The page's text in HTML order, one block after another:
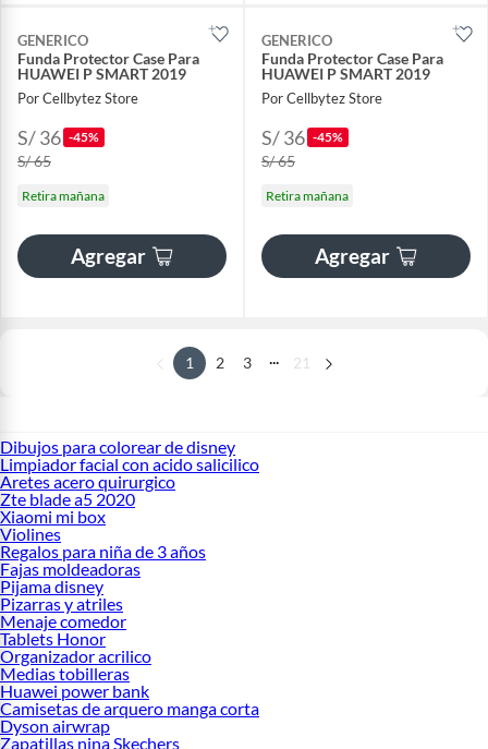
GENERICO
Funda Protector Case Para
HUAWEI P SMART 2019
Por Cellbytez Store
S/ 36 -45%
S/ 65
Retira mañana
Agregar
GENERICO
Funda Protector Case Para
HUAWEI P SMART 2019
Por Cellbytez Store
S/ 36 -45%
S/ 65
Retira mañana
Agregar
1 2 3 ... 21
Dibujos para colorear de disney
Limpiador facial con acido salicilico
Aretes acero quirurgico
Zte blade a5 2020
Xiaomi mi box
Violines
Regalos para niña de 3 años
Fajas moldeadoras
Pijama disney
Pizarras y atriles
Menaje comedor
Tablets Honor
Organizador acrilico
Medias tobilleras
Huawei power bank
Camisetas de arquero manga corta
Dyson airwrap
Zapatillas nina Skechers